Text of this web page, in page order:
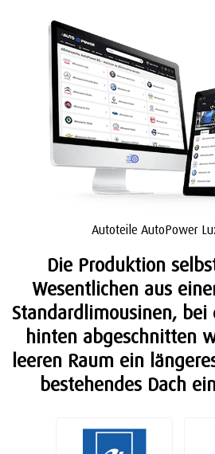
Autoteile AutoPower
Die Produktion
Wesentlichen aus
Standardlimousinen, bei
hinten abgeschnitten
leeren Raum ein
bestehendes Dach